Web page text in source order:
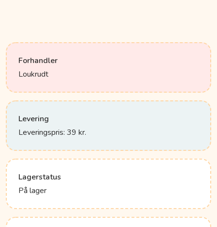
Forhandler
Loukrudt
Levering
Leveringspris: 39 kr.
Lagerstatus
På lager